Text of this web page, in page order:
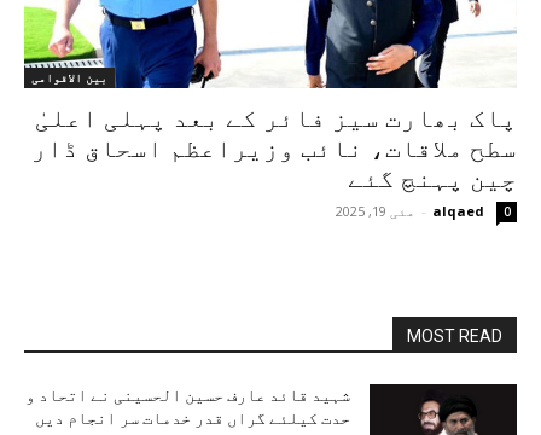
بین الاقوامی
پاک بھارت سیز فائر کے بعد پہلی اعلیٰ
سطح ملاقات، نائب وزیراعظم اسحاق ڈار
چین پہنچ گئے
alqaed
- مئی 19, 2025 0
MOST READ
شہید قائد عارف حسین الحسینی نے اتحاد و
حدت کیلئے گراں قدر خدمات سر انجام دیں